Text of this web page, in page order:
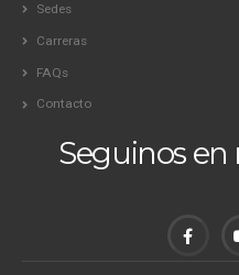
Sedes
Carreras
FAQs
Contacto
Seguinos en